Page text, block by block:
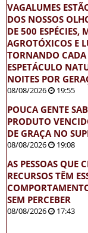
VAGALUMES
DOS NOSSOS
DE 500 ESPÉCIES,
AGROTÓXICOS E
TORNANDO
ESPETÁCULO
NOITES POR
08/08/2026 19:55
POUCA GENTE
PRODUTO
DE GRAÇA NO
08/08/2026 19:08
AS PESSOAS QUE
RECURSOS TÊM
SEM PERCEBER
08/08/2026 17:43